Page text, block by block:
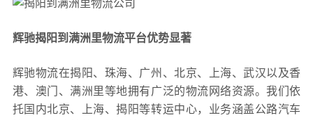
辉驰揭阳到满洲里物流平台优势显著
辉驰物流在揭阳、珠海、广州、北京、上海、武汉以及香
港、澳门、满洲里等地拥有广泛的物流网络资源。我们依
托国内北京、上海、揭阳等转运中心，业务涵盖公路汽车